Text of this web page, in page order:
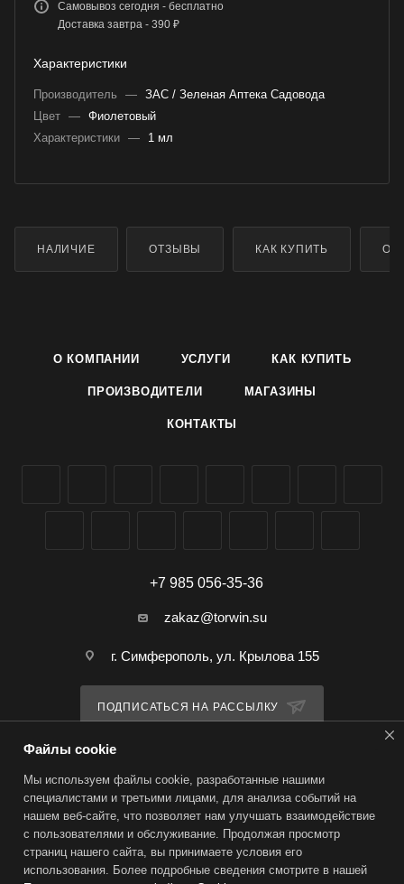
Самовывоз сегодня - бесплатно
Доставка завтра - 390 ₽
Характеристики
Производитель — ЗАС / Зеленая Аптека Садовода
Цвет — Фиолетовый
Характеристики — 1 мл
НАЛИЧИЕ ОТЗЫВЫ КАК КУПИТЬ
О КОМПАНИИ УСЛУГИ КАК КУПИТЬ
ПРОИЗВОДИТЕЛИ МАГАЗИНЫ
КОНТАКТЫ
+7 985 056-35-36
zakaz@torwin.su
г. Симферополь, ул. Крылова 155
ПОДПИСАТЬСЯ НА РАССЫЛКУ
2026 © TorWin – интернет-магазин
Файлы cookie
Мы используем файлы cookie, разработанные нашими
специалистами и третьими лицами, для анализа событий на
нашем веб-сайте, что позволяет нам улучшать взаимодействие
с пользователями и обслуживание. Продолжая просмотр
страниц нашего сайта, вы принимаете условия его
использования. Более подробные сведения смотрите в нашей